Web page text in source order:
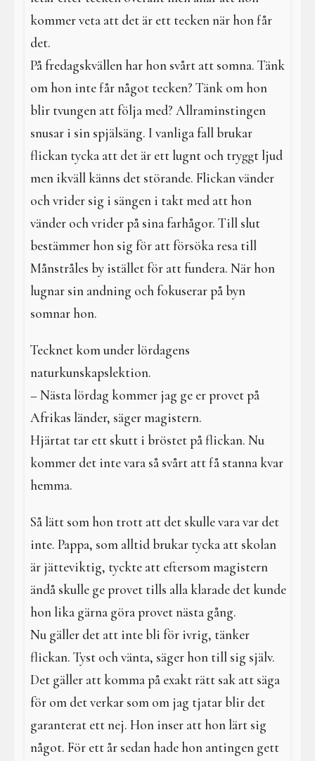
kommer veta att det är ett tecken när hon får
det.
På fredagskvällen har hon svårt att somna. Tänk
om hon inte får något tecken? Tänk om hon
blir tvungen att följa med? Allraminstingen
snusar i sin spjälsäng. I vanliga fall brukar
flickan tycka att det är ett lugnt och tryggt ljud
men ikväll känns det störande. Flickan vänder
och vrider sig i sängen i takt med att hon
vänder och vrider på sina farhågor. Till slut
bestämmer hon sig för att försöka resa till
Månstråles by istället för att fundera. När hon
lugnar sin andning och fokuserar på byn
somnar hon.
Tecknet kom under lördagens
naturkunskapslektion.
– Nästa lördag kommer jag ge er provet på
Afrikas länder, säger magistern.
Hjärtat tar ett skutt i bröstet på flickan. Nu
kommer det inte vara så svårt att få stanna kvar
hemma.
Så lätt som hon trott att det skulle vara var det
inte. Pappa, som alltid brukar tycka att skolan
är jätteviktig, tyckte att eftersom magistern
ändå skulle ge provet tills alla klarade det kunde
hon lika gärna göra provet nästa gång.
Nu gäller det att inte bli för ivrig, tänker
flickan. Tyst och vänta, säger hon till sig själv.
Det gäller att komma på exakt rätt sak att säga
för om det verkar som om jag tjatar blir det
garanterat ett nej. Hon inser att hon lärt sig
något. För ett år sedan hade hon antingen gett